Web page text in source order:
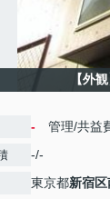
【外観
- 管理/共益
-/-
東京都新宿区